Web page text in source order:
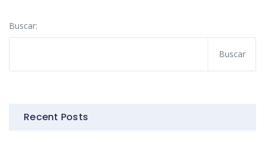
Buscar:
Recent Posts